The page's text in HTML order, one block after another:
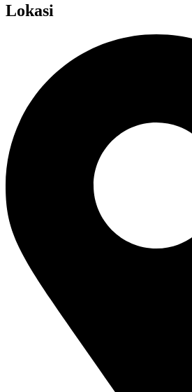
Lokasi